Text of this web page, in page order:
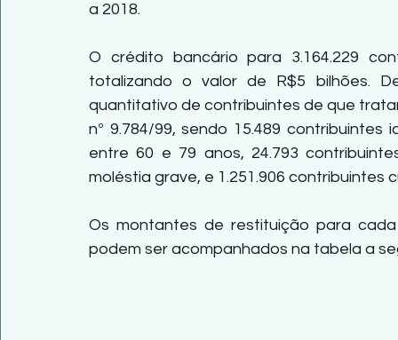
a 2018.
O crédito bancário para 3.164.229
totalizando o valor de R$5 bilhões.
quantitativo de contribuintes de que
nº 9.784/99, sendo 15.489 contribuintes
entre 60 e 79 anos, 24.793
moléstia grave, e 1.251.906 contribuintes
Os montantes de restituição para
podem ser acompanhados na tabela a